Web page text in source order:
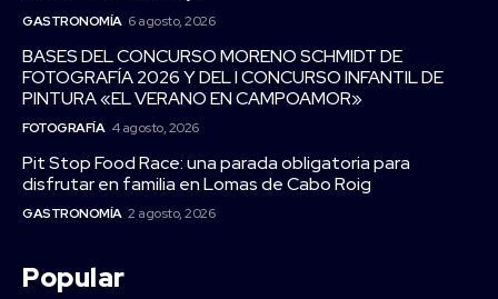
GASTRONOMÍA 6 agosto, 2026
BASES DEL CONCURSO MORENO SCHMIDT DE
FOTOGRAFÍA 2026 Y DEL I CONCURSO INFANTIL DE
PINTURA «EL VERANO EN CAMPOAMOR»
FOTOGRAFÍA 4 agosto, 2026
Pit Stop Food Race: una parada obligatoria para
disfrutar en familia en Lomas de Cabo Roig
GASTRONOMÍA 2 agosto, 2026
Popular